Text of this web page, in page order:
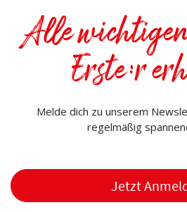
Alle
Erste:r
Melde dich zu unserem
regelmäßig
Jetzt